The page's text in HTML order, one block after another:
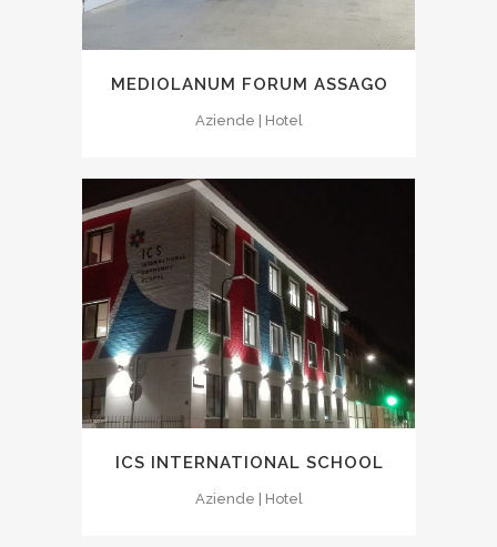
MEDIOLANUM FORUM ASSAGO
Aziende | Hotel
ICS INTERNATIONAL SCHOOL
Aziende | Hotel